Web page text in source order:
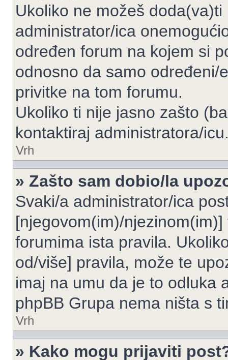
Ukoliko ne možeš
administrator/ica
određen forum na kojem si
odnosno da samo određeni/
privitke na tom forumu.
Ukoliko ti nije jasno zašto
kontaktiraj administratora/
Vrh
» Zašto sam dobio/la
Svaki/a administrator/ica
[njegovom(im)/
forumima ista pravila.
od/više] pravila, može te
imaj na umu da je to odluka
phpBB Grupa nema ništa s
Vrh
» Kako mogu prijaviti